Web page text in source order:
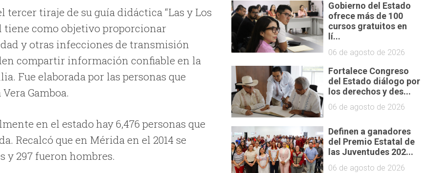
tiraje de su guía didáctica “Las y Los
tiene como objetivo proporcionar
y otras infecciones de transmisión
compartir información confiable en la
Fue elaborada por las personas que
Gamboa.
en el estado hay 6,476 personas que
Recalcó que en Mérida en el 2014 se
y 297 fueron hombres.
Gobierno del Estado
ofrece más de 100
cursos gratuitos en
lí...
06 de agosto de 2026
Fortalece Congreso
del Estado diálogo por
los derechos y des...
06 de agosto de 2026
Definen a ganadores
del Premio Estatal de
las Juventudes 202...
06 de agosto de 2026